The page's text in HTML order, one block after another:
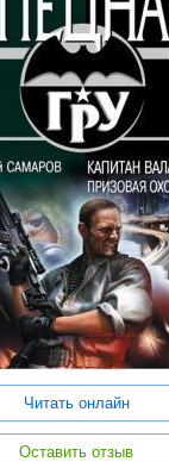
Читать онлайн
Оставить отзыв